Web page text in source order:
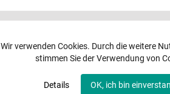
Wir verwenden Cookies. Durch die weitere
stimmen Sie der Verwendung von
Details OK, ich bin